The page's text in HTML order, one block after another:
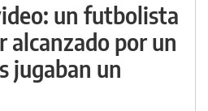
un futbolista
alcanzado por un
jugaban un